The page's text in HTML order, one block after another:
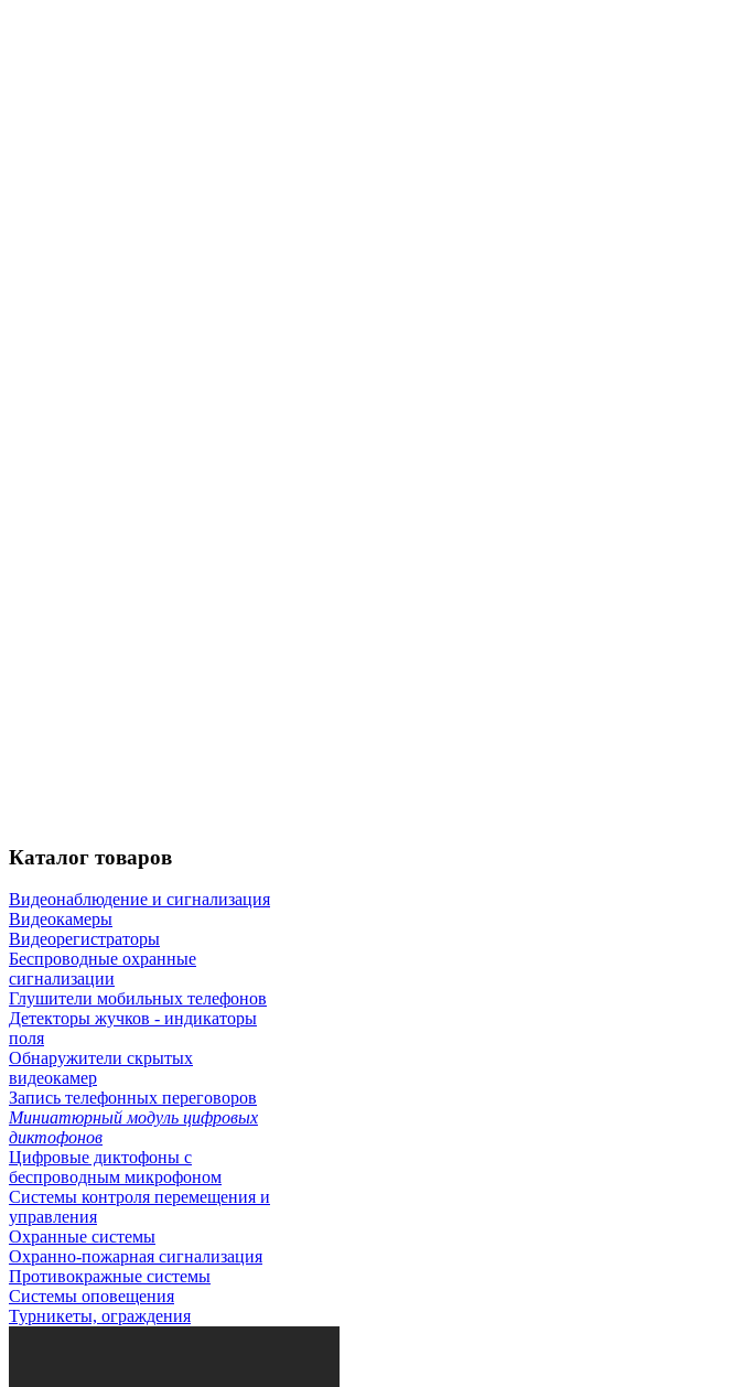
Каталог товаров
Видеонаблюдение и сигнализация
Видеокамеры
Видеорегистраторы
Беспроводные охранные
сигнализации
Глушители мобильных телефонов
Детекторы жучков - индикаторы
поля
Обнаружители скрытых
видеокамер
Запись телефонных переговоров
Миниатюрный модуль цифровых
диктофонов
Цифровые диктофоны с
беспроводным микрофоном
Системы контроля перемещения и
управления
Охранные системы
Охранно-пожарная сигнализация
Противокражные системы
Системы оповещения
Турникеты, ограждения